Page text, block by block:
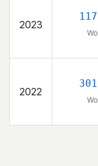
2023
2022